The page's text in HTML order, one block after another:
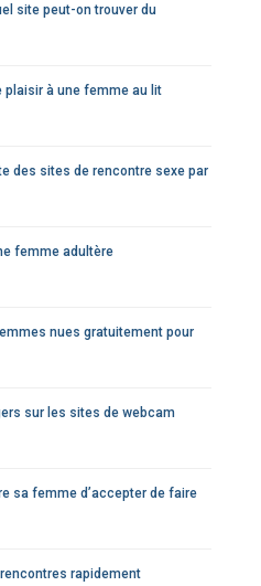
site peut-on trouver du
plaisir à une femme au lit
des sites de rencontre sexe par
femme adultère
nues gratuitement pour
sur les sites de webcam
sa femme d’accepter de faire
rapidement